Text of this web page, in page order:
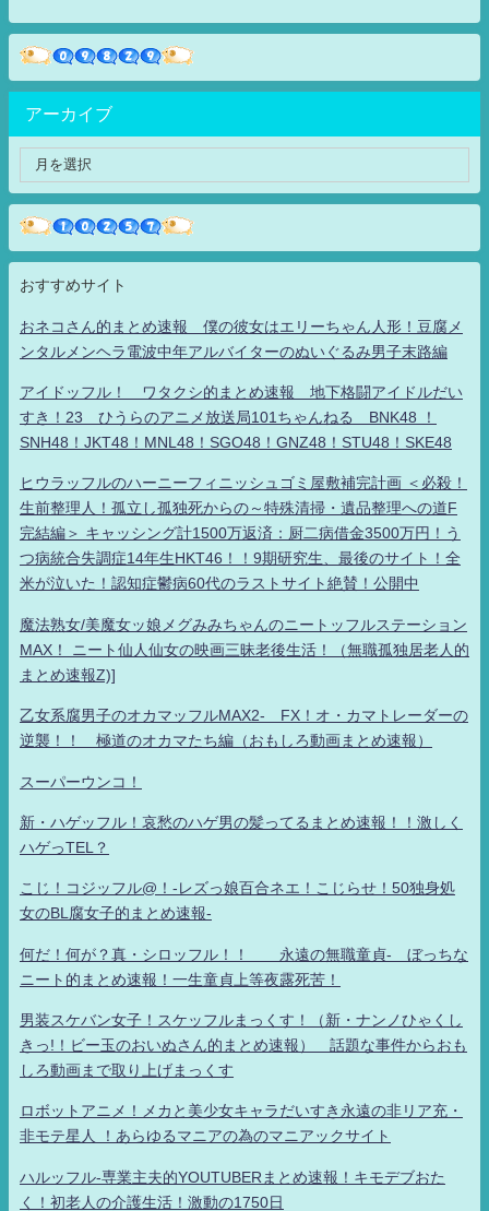
アーカイブ
おすすめサイト
おネコさん的まとめ速報 僕の彼女はエリーちゃん人形！豆腐メ
ンタルメンヘラ電波中年アルバイターのぬいぐるみ男子末路編
アイドッフル！ ワタクシ的まとめ速報 地下格闘アイドルだい
すき！23 ひうらのアニメ放送局101ちゃんねる BNK48 ！
SNH48！JKT48！MNL48！SGO48！GNZ48！STU48！SKE48
ヒウラッフルのハーニーフィニッシュゴミ屋敷補完計画 ＜必殺！
生前整理人！孤立し孤独死からの～特殊清掃・遺品整理への道F
完結編＞ キャッシング計1500万返済：厨二病借金3500万円！う
つ病統合失調症14年生HKT46！！9期研究生、最後のサイト！全
米が泣いた！認知症鬱病60代のラストサイト絶賛！公開中
魔法熟女/美魔女ッ娘メグみみちゃんのニートッフルステーション
MAX！ ニート仙人仙女の映画三昧老後生活！（無職孤独居老人的
まとめ速報Z)]
乙女系腐男子のオカマッフルMAX2- FX！オ・カマトレーダーの
逆襲！！ 極道のオカマたち編（おもしろ動画まとめ速報）
スーパーウンコ！
新・ハゲッフル！哀愁のハゲ男の髪ってるまとめ速報！！激しく
ハゲっTEL？
こじ！コジッフル@！-レズっ娘百合ネエ！こじらせ！50独身処
女のBL腐女子的まとめ速報-
何だ！何が？真・シロッフル！！ 永遠の無職童貞- ぼっちな
ニート的まとめ速報！一生童貞上等夜露死苦！
男装スケバン女子！スケッフルまっくす！（新・ナンノひゃくし
きっ!！ビー玉のおいぬさん的まとめ速報） 話題な事件からおも
しろ動画まで取り上げまっくす
ロボットアニメ！メカと美少女キャラだいすき永遠の非リア充・
非モテ星人 ！あらゆるマニアの為のマニアックサイト
ハルッフル-専業主夫的YOUTUBERまとめ速報！キモデブおた
く！初老人の介護生活！激動の1750日